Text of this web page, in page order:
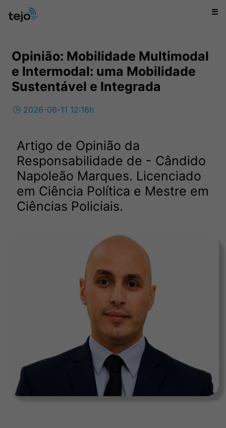
☰
Opinião: Mobilidade Multimodal
e Intermodal: uma Mobilidade
Sustentável e Integrada
🕒 2026-06-11 12:16h
Artigo de Opinião da
Responsabilidade de - Cândido
Napoleão Marques. Licenciado
em Ciência Política e Mestre em
Ciências Policiais.